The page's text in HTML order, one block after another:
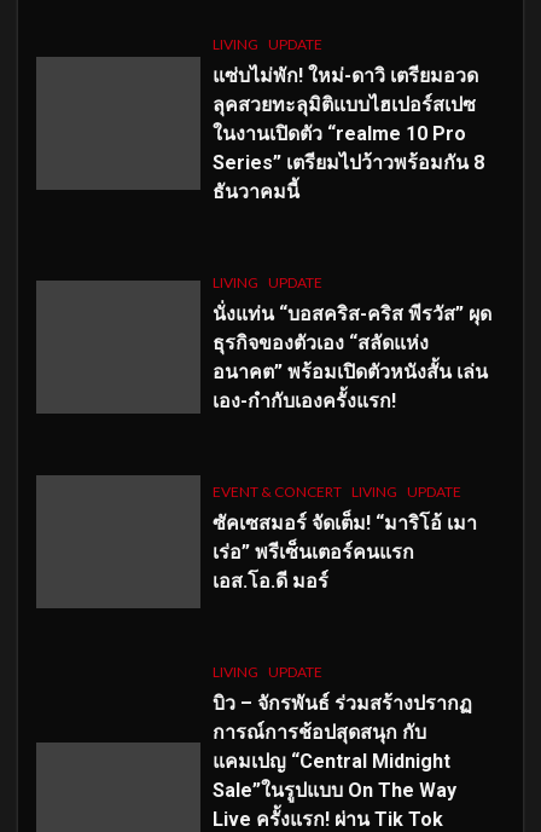
LIVING UPDATE
แซ่บไม่พัก! ใหม่-ดาวิ เตรียมอวด
ลุคสวยทะลุมิติแบบไฮเปอร์สเปซ
ในงานเปิดตัว “realme 10 Pro
Series” เตรียมไปว้าวพร้อมกัน 8
ธันวาคมนี้
LIVING UPDATE
นั่งแท่น “บอสคริส-คริส พีรวัส” ผุด
ธุรกิจของตัวเอง “สลัดแห่ง
อนาคต” พร้อมเปิดตัวหนังสั้น เล่น
เอง-กำกับเองครั้งแรก!
EVENT & CONCERT LIVING UPDATE
ซัคเซสมอร์ จัดเต็ม! “มาริโอ้ เมา
เร่อ” พรีเซ็นเตอร์คนแรก
เอส.โอ.ดี มอร์
LIVING UPDATE
บิว – จักรพันธ์ ร่วมสร้างปรากฏ
การณ์การช้อปสุดสนุก กับ
แคมเปญ “Central Midnight
Sale”ในรูปแบบ On The Way
Live ครั้งแรก! ผ่าน Tik Tok